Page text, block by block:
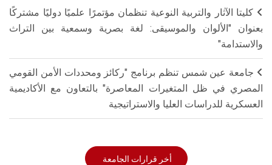
كليتا الآثار والتربية النوعية تنظمان مؤتمرًا علميًا دوليًا مشتركًا
بعنوان "الألوان والموسيقى: لغة بصرية وسمعية بين التراث
والاستدامة"
جامعة عين شمس تنظم برنامج "ركائز ومحددات الأمن القومي
المصري في ظل المتغيرات المعاصرة" بالتعاون مع الأكاديمية
العسكرية للدراسات العليا والاستراتيجية
أخر قرارات الجامعة